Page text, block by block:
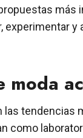
más
moda
como